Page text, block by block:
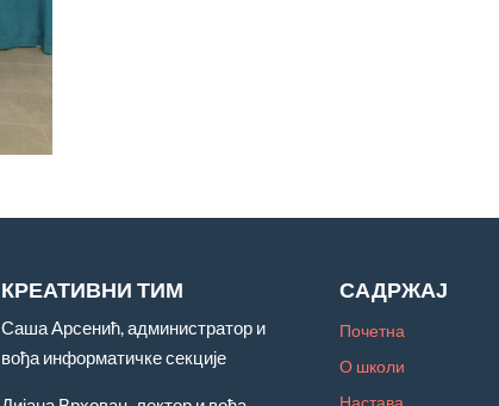
КРЕАТИВНИ ТИМ
Саша Арсенић, администратор и
вођа информатичке секције
САДРЖАЈ
Почетна
О школи